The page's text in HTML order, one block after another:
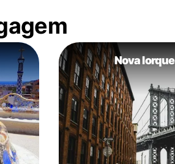
Nova Iorque